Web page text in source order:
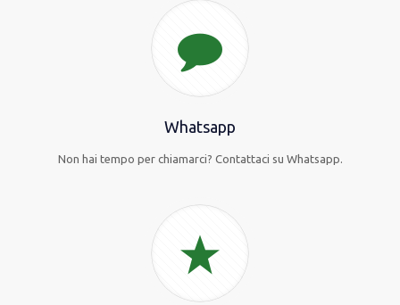
Whatsapp
Non hai tempo per chiamarci? Contattaci su Whatsapp.